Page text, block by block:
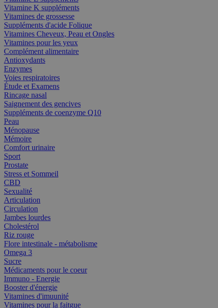
Vitamine K suppléments
Vitamines de grossesse
Suppléments d'acide Folique
Vitamines Cheveux, Peau et Ongles
Vitamines pour les yeux
Complément alimentaire
Antioxydants
Enzymes
Voies respiratoires
Étude et Examens
Rincage nasal
Saignement des gencives
Suppléments de coenzyme Q10
Peau
Ménopause
Mémoire
Comfort urinaire
Sport
Prostate
Stress et Sommeil
CBD
Sexualité
Articulation
Circulation
Jambes lourdes
Cholestérol
Riz rouge
Flore intestinale - métabolisme
Omega 3
Sucre
Médicaments pour le coeur
Immuno - Energie
Booster d'énergie
Vitamines d'imuunité
Vitamines pour la faitgue